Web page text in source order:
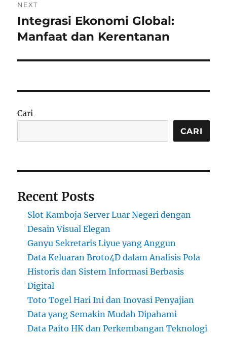
NEXT
Next
post:
Integrasi Ekonomi Global:
Manfaat dan Kerentanan
Cari
CARI
Recent Posts
Slot Kamboja Server Luar Negeri dengan
Desain Visual Elegan
Ganyu Sekretaris Liyue yang Anggun
Data Keluaran Broto4D dalam Analisis Pola
Historis dan Sistem Informasi Berbasis
Digital
Toto Togel Hari Ini dan Inovasi Penyajian
Data yang Semakin Mudah Dipahami
Data Paito HK dan Perkembangan Teknologi